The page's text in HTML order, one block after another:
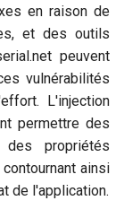
en raison de
et des outils
peuvent
vulnérabilités
L'injection
permettre des
propriétés
ainsi
de l'application.